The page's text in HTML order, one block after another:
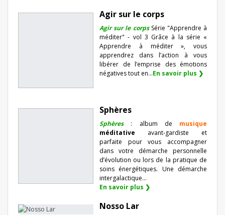
Agir sur le corps
Agir sur le corpsSérie "Apprendre à
méditer" - vol 3 Grâce à la série «
Apprendre à méditer », vous
apprendrez dans l’action à vous
libérer de l’emprise des émotions
négatives tout en...En savoir plus ❯
Sphères
Sphères: album de musique
méditative avant-gardiste et
parfaite pour vous accompagner
dans votre démarche personnelle
d’évolution ou lors de la pratique de
soins énergétiques. Une démarche
intergalactique...
En savoir plus ❯
Nosso Lar